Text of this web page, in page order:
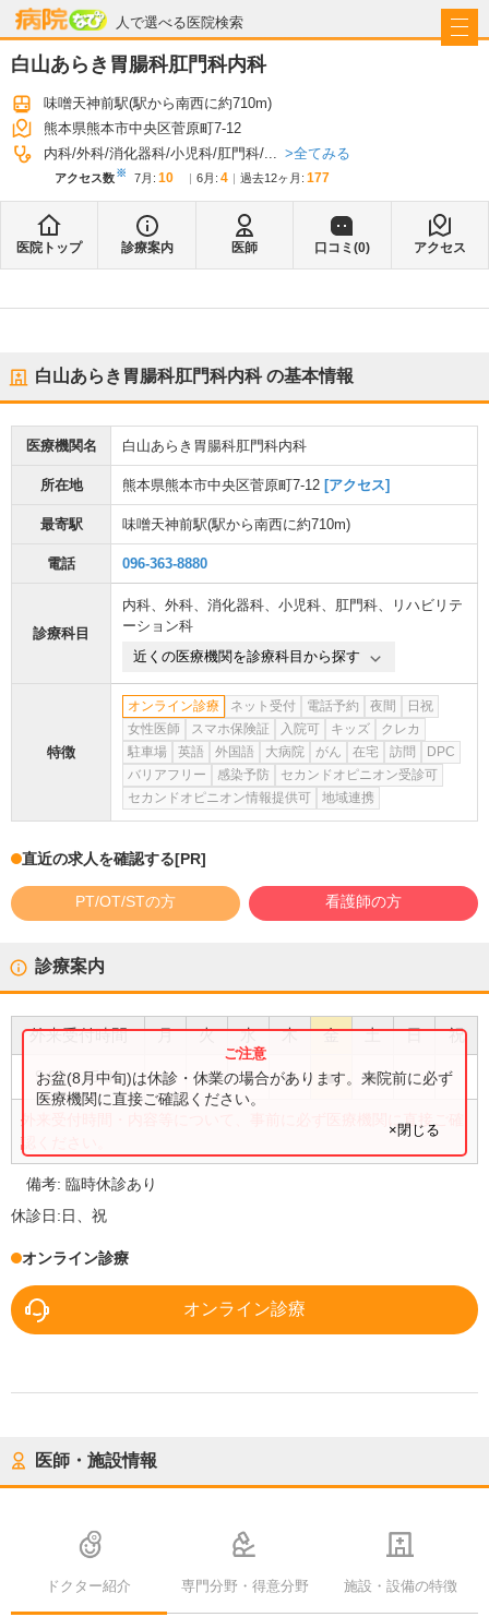
人で選べる医院検索
病院なび
白山あらき胃腸科肛門科内科
味噌天神前駅(駅から南西に約710m)
熊本県熊本市中央区菅原町7-12
内科 外科 消化器科 小児科 肛門科 ... 全てみる
アクセス数※ 7月 : 10 6月 : 4 過去12ヶ月: 177
医院トップ 診療案内 医師 口コミ(0) アクセス
白山あらき胃腸科肛門科内科の基本情報
医療機関名 白山あらき胃腸科肛門科内科
所在地 熊本県熊本市中央区菅原町7-12 [アクセス]
最寄駅 味噌天神前駅(駅から南西に約710m)
電話 096-363-8880
診療科目
内科、 外科、 消化器科、 小児科、 肛門科、
リハビリテ
ーション科
近くの医療機関を診療科目から探す
特徴
オンライン診療 ネット受付 電話予約 夜間
日祝
女性医師
スマホ保険証 入院可 キッズ
クレカ
駐車場
英語 外国語 大病院 がん 在宅 訪問
DPC
バリアフリー
感染予防
セカンドオピニオン受診可
セカンドオピニオン情報提供可
地域連携
直近の求人を確認する[PR]
PT/OT/STの方 看護師の方
診療案内
外来受付時間 月 火 水 木 金 土 日 祝
9:00〜 15:00 ● ● ● ● ● ●
外来受付時間・内容等について、事前に必ず医療機関に直接ご確
認ください。
お盆(8月中旬)は休診・休業の場合があります。来院前に必ず
医療機関に直接ご確認ください。
×閉じる
備考:臨時休診あり
休診日:日、祝
オンライン診療
オンライン診療
医師・施設情報
ドクター紹介 専門分野・得意分野 施設・設備の特徴